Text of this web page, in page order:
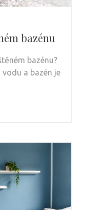
bazénu
bazénu?
a bazén je